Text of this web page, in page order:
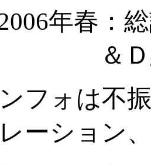
年春：
＆
フォは不
ーション